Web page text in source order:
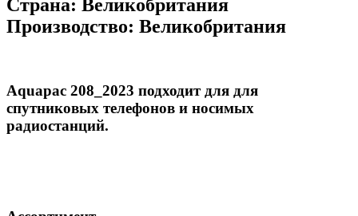
Страна: Великобритания
Производство: Великобритания
Aquapac 208_2023 подходит для для
спутниковых телефонов и носимых
радиостанций.